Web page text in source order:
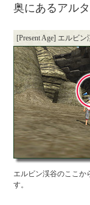
奥にあるアル
[Present Age] エルビン
エルビン渓谷のここか
す。